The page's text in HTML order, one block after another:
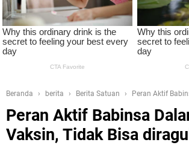
Beranda berita Berita Satuan
Peran Aktif
Peran Aktif Babinsa
Vaksin, Tidak Bisa